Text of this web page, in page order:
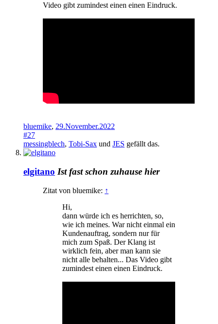
Video gibt zumindest einen einen Eindruck.
bluemike, 29.November.2022
#27
messingblech, Tobi-Sax und JES gefällt das.
elgitano Ist fast schon zuhause hier
Zitat von bluemike: ↑
Hi,
dann würde ich es herrichten, so,
wie ich meines. War nicht einmal ein
Kundenauftrag, sondern nur für
mich zum Spaß. Der Klang ist
wirklich fein, aber man kann sie
nicht alle behalten... Das Video gibt
zumindest einen einen Eindruck.